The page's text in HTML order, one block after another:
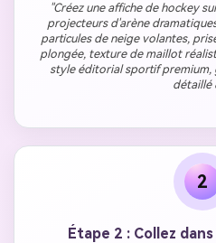
"Créez une affiche de hockey
projecteurs d'arène
particules de neige volantes,
plongée, texture de maillot
style éditorial sportif premium,
détaillé
2
Étape 2 : Collez